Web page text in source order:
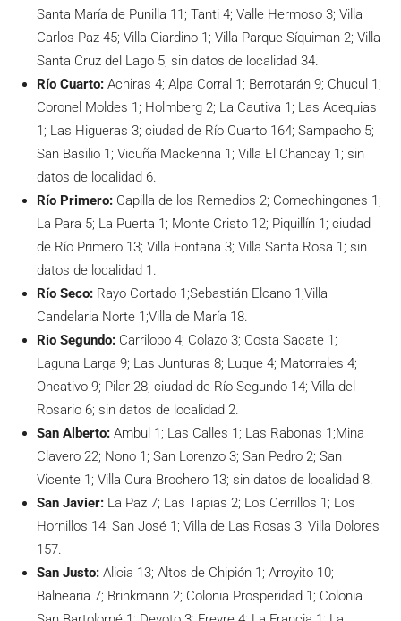
Santa María de Punilla 11; Tanti 4; Valle Hermoso 3; Villa
Carlos Paz 45; Villa Giardino 1; Villa Parque Síquiman 2; Villa
Santa Cruz del Lago 5; sin datos de localidad 34.
Río Cuarto: Achiras 4; Alpa Corral 1; Berrotarán 9; Chucul 1;
Coronel Moldes 1; Holmberg 2; La Cautiva 1; Las Acequias
1; Las Higueras 3; ciudad de Río Cuarto 164; Sampacho 5;
San Basilio 1; Vicuña Mackenna 1; Villa El Chancay 1; sin
datos de localidad 6.
Río Primero: Capilla de los Remedios 2; Comechingones 1;
La Para 5; La Puerta 1; Monte Cristo 12; Piquillín 1; ciudad
de Río Primero 13; Villa Fontana 3; Villa Santa Rosa 1; sin
datos de localidad 1.
Río Seco: Rayo Cortado 1;Sebastián Elcano 1;Villa
Candelaria Norte 1;Villa de María 18.
Rio Segundo: Carrilobo 4; Colazo 3; Costa Sacate 1;
Laguna Larga 9; Las Junturas 8; Luque 4; Matorrales 4;
Oncativo 9; Pilar 28; ciudad de Río Segundo 14; Villa del
Rosario 6; sin datos de localidad 2.
San Alberto: Ambul 1; Las Calles 1; Las Rabonas 1;Mina
Clavero 22; Nono 1; San Lorenzo 3; San Pedro 2; San
Vicente 1; Villa Cura Brochero 13; sin datos de localidad 8.
San Javier: La Paz 7; Las Tapias 2; Los Cerrillos 1; Los
Hornillos 14; San José 1; Villa de Las Rosas 3; Villa Dolores
157.
San Justo: Alicia 13; Altos de Chipión 1; Arroyito 10;
Balnearia 7; Brinkmann 2; Colonia Prosperidad 1; Colonia